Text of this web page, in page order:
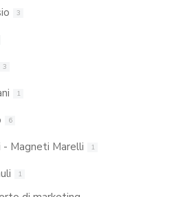
3
3
1
6
Magneti Marelli 1
1